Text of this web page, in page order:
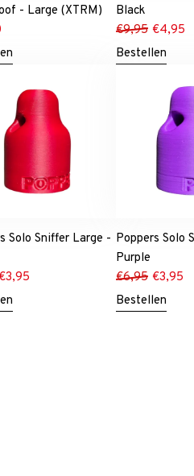
- Large (XTRM)
Black
€9,95 €4,95
Bestellen
Solo Sniffer Large -
€3,95
Poppers Solo
Purple
€6,95 €3,95
Bestellen